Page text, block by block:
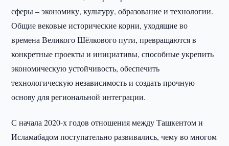
сферы – экономику, культуру, образование и технологии.
Общие вековые исторические корни, уходящие во
времена Великого Шёлкового пути, превращаются в
конкретные проекты и инициативы, способные укрепить
экономическую устойчивость, обеспечить
технологическую независимость и создать прочную
основу для региональной интеграции.
С начала 2020-х годов отношения между Ташкентом и
Исламабадом поступательно развивались, чему во многом